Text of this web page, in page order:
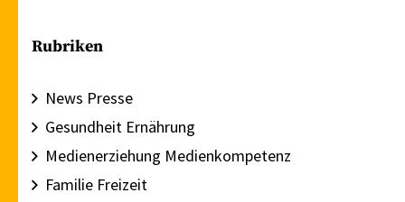
Rubriken
News Presse
Gesundheit Ernährung
Medienerziehung Medienkompetenz
Familie Freizeit